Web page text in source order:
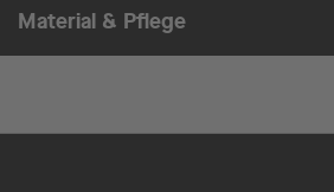
Material & Pflege